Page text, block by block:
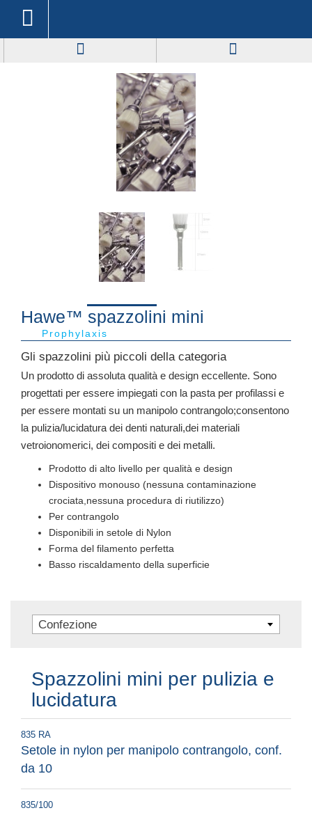
Hawe™ spazzolini mini
Prophylaxis
Gli spazzolini più piccoli della categoria
Un prodotto di assoluta qualità e design eccellente. Sono
progettati per essere impiegati con la pasta per profilassi e
per essere montati su un manipolo contrangolo;consentono
la pulizia/lucidatura dei denti naturali,dei materiali
vetroionomerici, dei compositi e dei metalli.
Prodotto di alto livello per qualità e design
Dispositivo monouso (nessuna contaminazione
crociata,nessuna procedura di riutilizzo)
Per contrangolo
Disponibili in setole di Nylon
Forma del filamento perfetta
Basso riscaldamento della superficie
Confezione
Spazzolini mini per pulizia e
lucidatura
835 RA
Setole in nylon per manipolo contrangolo, conf.
da 10
835/100